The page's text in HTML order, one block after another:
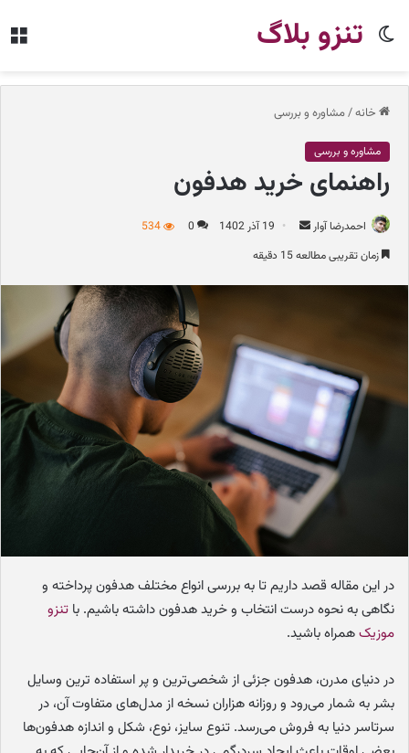
تنزو بلاگ
تغییر
خانه/مشاوره و بررسی
مشاوره و بررسی
راهنمای خرید هدفون
احمدرضا آوار
ه
ا
ی
ی
ل
19 آذر 1402 0
534
زمان تقریبی مطالعه 15 دقیقه
در این مقاله قصد داریم تا به بررسی انواع مختلف هدفون پرداخته و
نگاهی به نحوه درست انتخاب و خرید هدفون داشته باشیم. با تنزو
موزیکهمراه باشید.
در دنیای مدرن، هدفون جزئی از شخصی‌ترین و پر استفاده ترین وسایل
بشر به شمار می‌رود و روزانه هزاران نسخه از مدل‌های متفاوت آن، در
سرتاسر دنیا به فروش می‌رسد. تنوع سایز، نوع، شکل و اندازه هدفون‌ها